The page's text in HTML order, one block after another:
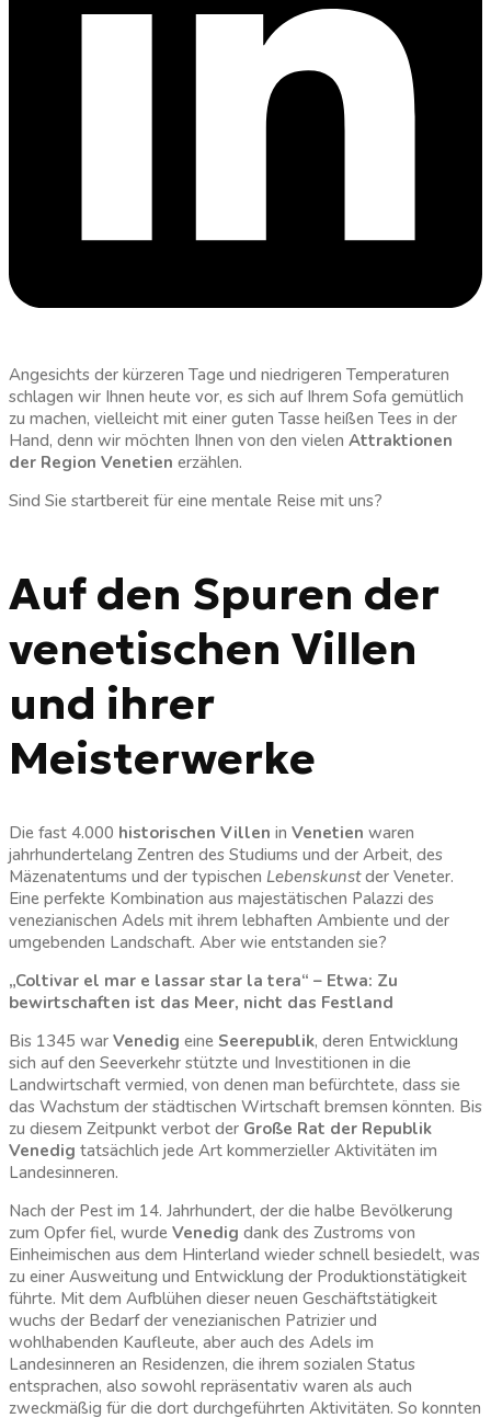
Angesichts der kürzeren Tage und niedrigeren Temperaturen
schlagen wir Ihnen heute vor, es sich auf Ihrem Sofa gemütlich
zu machen, vielleicht mit einer guten Tasse heißen Tees in der
Hand, denn wir möchten Ihnen von den vielen Attraktionen
der Region Venetien erzählen.
Sind Sie startbereit für eine mentale Reise mit uns?
Auf den Spuren der
venetischen Villen
und ihrer
Meisterwerke
Die fast 4.000 historischen Villen in Venetien waren
jahrhundertelang Zentren des Studiums und der Arbeit, des
Mäzenatentums und der typischen Lebenskunstder Veneter.
Eine perfekte Kombination aus majestätischen Palazzi des
venezianischen Adels mit ihrem lebhaften Ambiente und der
umgebenden Landschaft. Aber wie entstanden sie?
„Coltivar el mar e lassar star la tera“ – Etwa: Zu
bewirtschaften ist das Meer, nicht das Festland
Bis 1345 war Venedig eine Seerepublik, deren Entwicklung
sich auf den Seeverkehr stützte und Investitionen in die
Landwirtschaft vermied, von denen man befürchtete, dass sie
das Wachstum der städtischen Wirtschaft bremsen könnten. Bis
zu diesem Zeitpunkt verbot der Große Rat der Republik
Venedig tatsächlich jede Art kommerzieller Aktivitäten im
Landesinneren.
Nach der Pest im 14. Jahrhundert, der die halbe Bevölkerung
zum Opfer fiel, wurde Venedig dank des Zustroms von
Einheimischen aus dem Hinterland wieder schnell besiedelt, was
zu einer Ausweitung und Entwicklung der Produktionstätigkeit
führte. Mit dem Aufblühen dieser neuen Geschäftstätigkeit
wuchs der Bedarf der venezianischen Patrizier und
wohlhabenden Kaufleute, aber auch des Adels im
Landesinneren an Residenzen, die ihrem sozialen Status
entsprachen, also sowohl repräsentativ waren als auch
zweckmäßig für die dort durchgeführten Aktivitäten. So konnten